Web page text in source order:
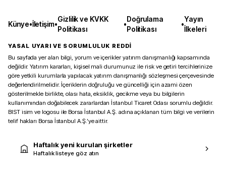
Künye•İletişim•
Gizlilik ve KVKK
Politikası
•
Doğrulama
Politikası
•
Yayın
İlkeleri
YASAL UYARI VE SORUMLULUK REDDİ
Bu sayfada yer alan bilgi, yorum ve içerikler yatırım danışmanlığı kapsamında
değildir. Yatırım kararları, kişisel mali durumunuz ile risk ve getiri tercihlerinize
göre yetkili kurumlarla yapılacak yatırım danışmanlığı sözleşmesi çerçevesinde
değerlendirilmelidir. İçeriklerin doğruluğu ve güncelliği için azami özen
gösterilmekle birlikte, olası hata, eksiklik, gecikme veya bu bilgilerin
kullanımından doğabilecek zararlardan İstanbul Ticaret Odası sorumlu değildir.
BIST isim ve logosu ile Borsa İstanbul A.Ş. adına açıklanan tüm bilgi ve verilerin
telif hakları Borsa İstanbul A.Ş.’ye aittir.
Haftalık yeni kurulan şirketler
Haftalık listeye göz atın